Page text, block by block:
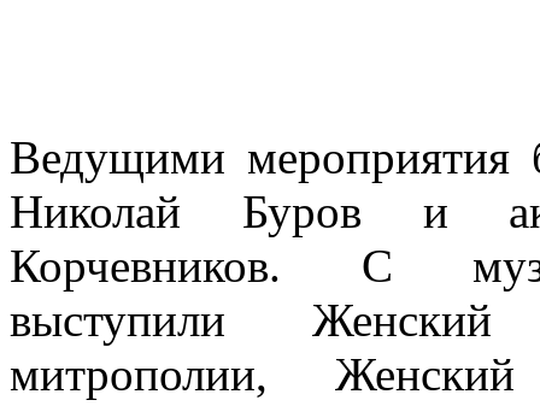
Ведущими мероприятия
Николай Буров и
Корчевников. С
выступили Женский
митрополии, Женский